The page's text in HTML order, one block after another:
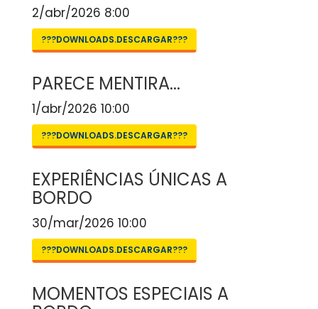
2/abr/2026 8:00
???DOWNLOADS.DESCARGAR???
PARECE MENTIRA...
1/abr/2026 10:00
???DOWNLOADS.DESCARGAR???
EXPERIÊNCIAS ÚNICAS A
BORDO
30/mar/2026 10:00
???DOWNLOADS.DESCARGAR???
MOMENTOS ESPECIAIS A